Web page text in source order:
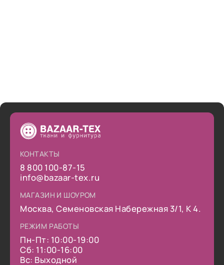
КОНТАКТЫ
8 800 100-87-15
info@bazaar-tex.ru
МАГАЗИН И ШОУРОМ
Москва, Семеновская Набережная 3/1, К 4.
РЕЖИМ РАБОТЫ
Пн-Пт: 10:00-19:00
Сб: 11:00-16:00
Вс: Выходной